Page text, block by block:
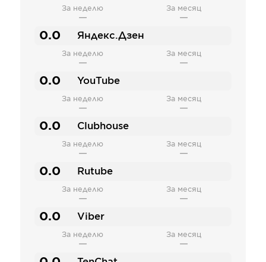
За неделю
—
За месяц
—
0.0 Яндекс.Дзен
За неделю
—
За месяц
—
0.0 YouTube
За неделю
—
За месяц
—
0.0 Clubhouse
За неделю
—
За месяц
—
0.0 Rutube
За неделю
—
За месяц
—
0.0 Viber
За неделю
—
За месяц
—